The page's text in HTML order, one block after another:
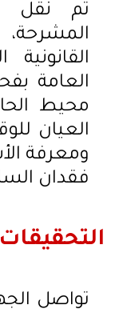
تم نقل
المشرحة،
القانونية
العامة
محيط
العيان
ومعرفة
فقدان
تواصل